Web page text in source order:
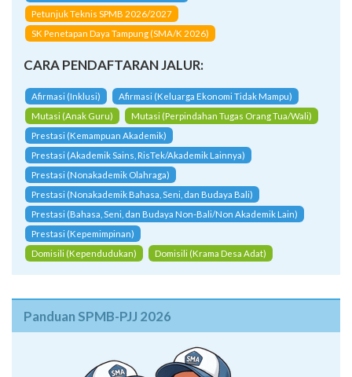
Petunjuk Teknis SPMB 2026/2027
SK Penetapan Daya Tampung (SMA/K 2026)
CARA PENDAFTARAN JALUR:
Afirmasi (Inklusi)
Afirmasi (Keluarga Ekonomi Tidak Mampu)
Mutasi (Anak Guru)
Mutasi (Perpindahan Tugas Orang Tua/Wali)
Prestasi (Kemampuan Akademik)
Prestasi (Akademik Sains, RisTek/Akademik Lainnya)
Prestasi (Nonakademik Olahraga)
Prestasi (Nonakademik Bahasa, Seni, dan Budaya Bali)
Prestasi (Bahasa, Seni, dan Budaya Non-Bali/Non Akademik Lain)
Prestasi (Kepemimpinan)
Domisili (Kependudukan)
Domisili (Krama Desa Adat)
Panduan SPMB-PJJ 2026